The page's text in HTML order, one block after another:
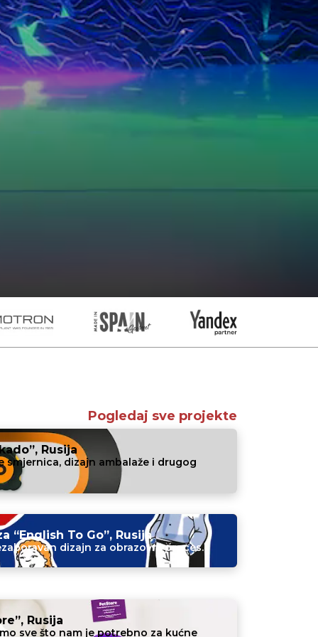
Pogledaj sve projekte
Rusija
smjernica, dizajn ambalaže i drugog
“English To Go”, Rusija
dizajn za obrazovni proces.
Rusija
sve što nam je potrebno za kućne